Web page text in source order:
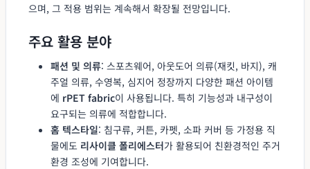
으며, 그 적용 범위는 계속해서 확장될 전망입니다.
주요 활용 분야
패션 및 의류: 스포츠웨어, 아웃도어 의류(재킷, 바지), 캐
주얼 의류, 수영복, 심지어 정장까지 다양한 패션 아이템
에 rPET fabric이 사용됩니다. 특히 기능성과 내구성이
요구되는 의류에 적합합니다.
홈 텍스타일: 침구류, 커튼, 카펫, 소파 커버 등 가정용 직
물에도 리사이클 폴리에스터가 활용되어 친환경적인 주거
환경 조성에 기여합니다.